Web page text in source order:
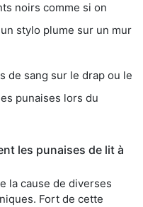
noirs comme si on
stylo plume sur un mur
de sang sur le drap ou le
punaises lors du
les punaises de lit à
la cause de diverses
Fort de cette